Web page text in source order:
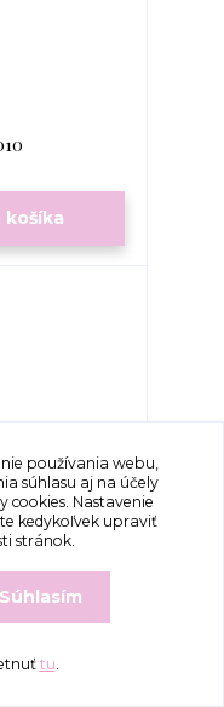
košíka
používania webu,
súhlasu aj na účely
cookies. Nastavenie
kedykoľvek upraviť
stránok.
Súhlasím
tu